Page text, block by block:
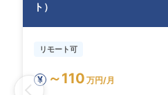
ト）
リモート可
¥ ～110 万円/月